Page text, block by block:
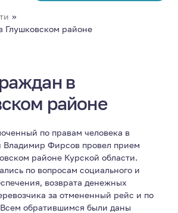
»
Глушковском районе
в
районе
по правам человека в
Владимир Фирсов провел прием
районе Курской области.
по вопросам социального и
возврата денежных
за отмененный рейс и по
обратившимся были даны